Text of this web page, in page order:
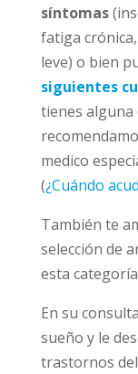
síntomas
fatiga
leve) o bien
siguientes
tienes
medico
(¿Cuándo
También te
selección de
esta
En su
sueño y le
trastornos